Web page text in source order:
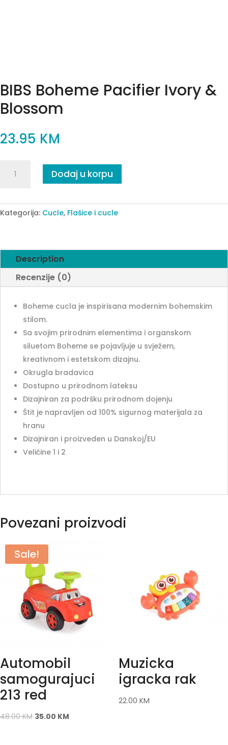
BIBS Boheme Pacifier Ivory &
Blossom
23.95 KM
Boheme
&
Dodaj u korpu
Kategorija: Cucle, Flašice i cucle
Description
Recenzije (0)
Boheme cucla je inspirisana modernim bohemskim
stilom.
Sa svojim prirodnim elementima i organskom
siluetom Boheme se pojavljuje u svježem,
kreativnom i estetskom dizajnu.
Okrugla bradavica
Dostupno u prirodnom lateksu
Dizajniran za podršku prirodnom dojenju
Štit je napravljen od 100% sigurnog materijala za
hranu
Dizajniran i proizveden u Danskoj/EU
Veličine 1 i 2
Povezani proizvodi
Sale!
Automobil
samogurajuci
213 red
48.00KM 35.00 KM
Muzicka
igracka rak
22.00 KM